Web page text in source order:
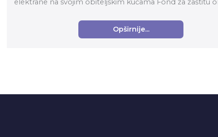
elektrane na svojim obiteljskim kućama Fond za zaštitu
Opširnije...